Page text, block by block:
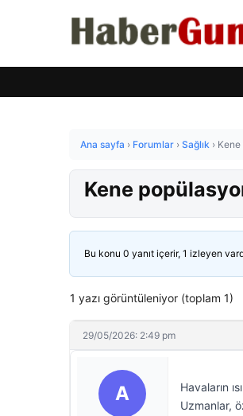
Ana sayfa › Forumlar › Sağlık › Kene
Kene
Bu konu 0 yanıt içerir, 1 izleyen
1 yazı görüntüleniyor (toplam 1)
29/05/2026: 2:49 pm
A
Havaların
Uzmanlar,